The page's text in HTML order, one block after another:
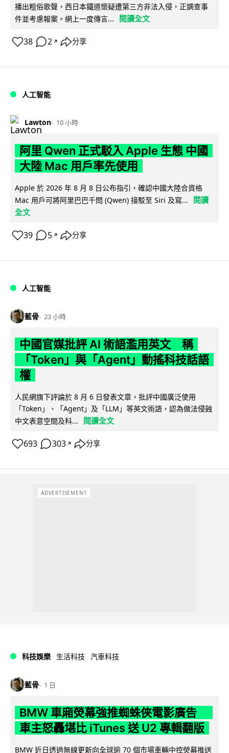
播出粗俗歌聲，西日本鐵道懷疑遭第三方非法入侵，正調查事
件並考慮報案。網上一度傳言...
閱讀全文
38 2 ↗ 分享
人工智能
Lawton 10 小時
阿里 Qwen 正式駁入 Apple 生態 中國
大陸 Mac 用戶率先使用
Apple 於 2026 年 8 月 8 日公布指引，確認中國大陸合資格
Mac 用戶可將阿里巴巴千問 (Qwen) 接駁至 Siri 及寫...
閱讀
全文
39 5 ↗ 分享
人工智能
藍骨 23 小時
中國官媒批評 AI 術語濫用英文 稱
「Token」與「Agent」動搖科技話語
權
人民網旗下評論於 8 月 6 日發表文章，批評中國廣泛使用
「Token」、「Agent」及「LLM」等英文術語，認為做法侵蝕
中文表意空間及科...
閱讀全文
693 303 ↗ 分享
ADVERTISEMENT
科技娛樂 生活科技 汽車科技
藍骨 1 日
BMW 車廂熒幕強推蜘蛛俠電影廣告
車主怒轟堪比 iTunes 送 U2 專輯翻版
BMW 近日透過無線更新向全球逾 70 個市場車輛中控熒幕推送